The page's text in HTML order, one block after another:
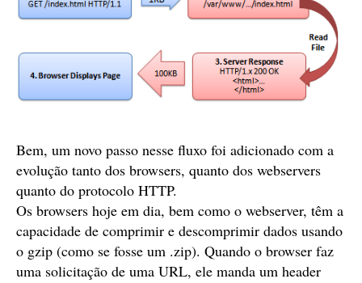
Bem, um novo passo nesse fluxo foi adicionado com a
evolução tanto dos browsers, quanto dos webservers
quanto do protocolo HTTP.
Os browsers hoje em dia, bem como o webserver, têm a
capacidade de comprimir e descomprimir dados usando
o gzip (como se fosse um .zip). Quando o browser faz
uma solicitação de uma URL, ele manda um header